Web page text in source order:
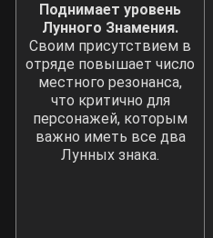
Поднимает уровень
Лунного Знамения.
Своим присутствием в
отряде повышает число
местного резонанса,
что критично для
персонажей, которым
важно иметь все два
Лунных знака.